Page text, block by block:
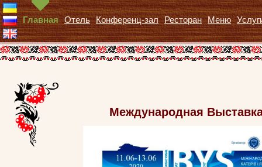
Главная Отель Конференц-зал Ресторан Меню
Международная